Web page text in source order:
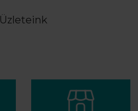
Üzleteink